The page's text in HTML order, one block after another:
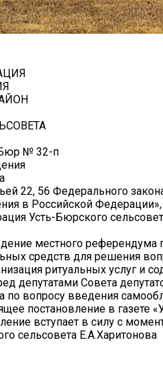
Бюр № 32-п
22, 56 Федерального
в Российской
Усть-Бюрского
местного
средств для решения
ритуальных услуг и
депутатами Совета
по вопросу введения
постановление в газете
вступает в силу с
сельсовета Е.А.Харитонова